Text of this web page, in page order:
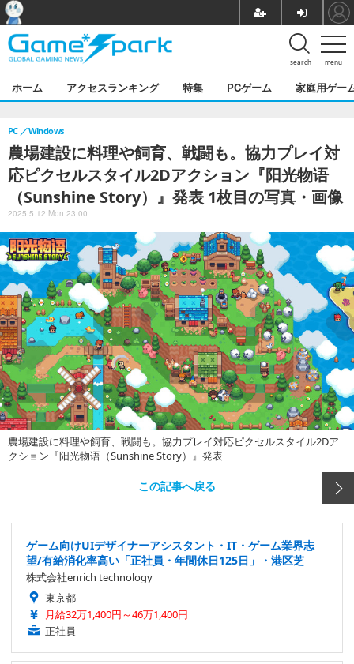
menu
search
ホーム アクセスランキング 特集 PCゲーム 家庭用ゲー
農場建設に料理や飼育、戦闘も。協力プレイ対
応ピクセルスタイル2Dアクション『阳光物语
（Sunshine Story）』発表 1枚目の写真・画像
PC Windows
2025.5.12 Mon 23:00
農場建設に料理や飼育、戦闘も。協力プレイ対応ピクセルスタイル2Dア
クション『阳光物语（Sunshine Story）』発表
この記事へ戻る
ゲーム向けUIデザイナーアシスタント・IT・ゲーム業界志
望/有給消化率高い「正社員・年間休日125日」・港区芝
株式会社enrich technology
東京都
月給32万1,400円～46万1,400円
正社員